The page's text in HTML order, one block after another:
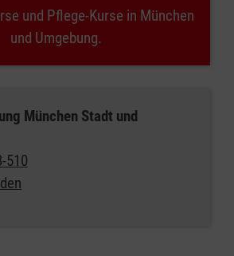
und Pflege-Kurse in München
und Umgebung.
München Stadt und
510